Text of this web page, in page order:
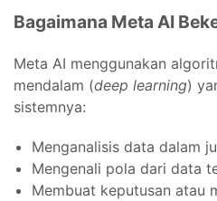
Bagaimana Meta AI
Meta AI menggunakan
mendalam (deep learning)
sistemnya:
Menganalisis data dalam
Mengenali pola dari data
Membuat keputusan atau